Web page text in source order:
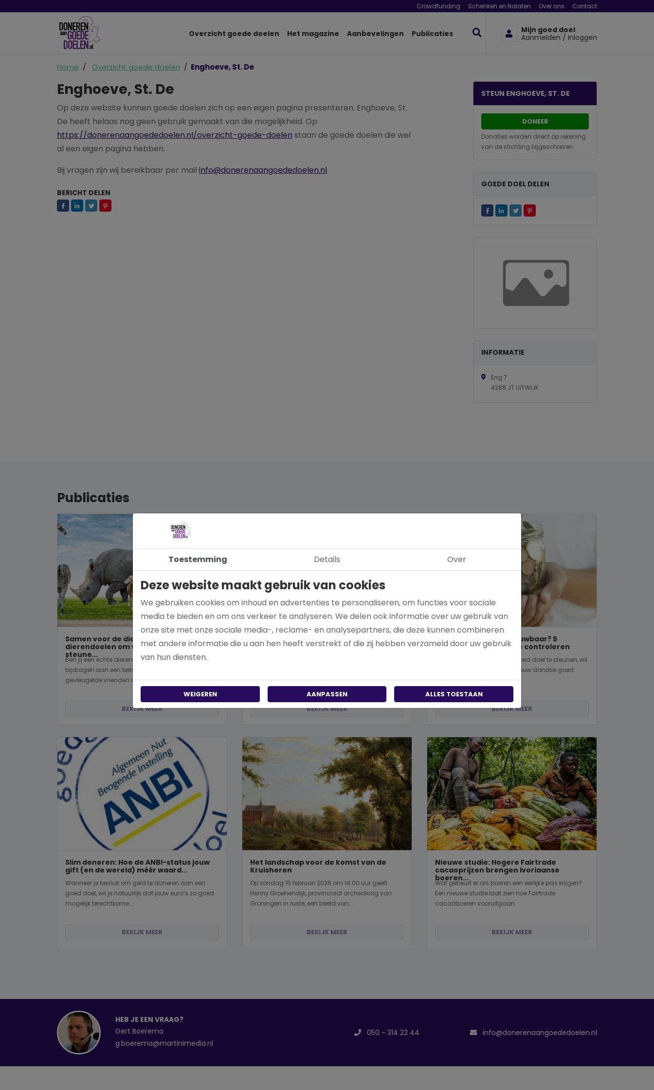
Crowdfunding Schenken en Nalaten Over ons Contact
Overzicht goede doelen Het magazine Aanbevelingen Publicaties
Mijn goed doel
Aanmelden / Inloggen
Home Overzicht goede doelen Enghoeve, St. De
Enghoeve, St. De
Op deze website kunnen goede doelen zich op een eigen pagina presenteren. Enghoeve, St.
De heeft helaas nog geen gebruik gemaakt van die mogelijkheid. Op
https://donerenaangoededoelen.nl/overzicht-goede-doelen staan de goede doelen die wel
al een eigen pagina hebben.
Bij vragen zijn wij bereikbaar per mail info@donerenaangoededoelen.nl
BERICHT DELEN
STEUN ENGHOEVE, ST. DE
DONEER
Donaties worden direct op rekening
van de stichting bijgeschreven
GOEDE DOEL DELEN
INFORMATIE
Eng 7
4288 JT UITWIJK
Publicaties
Samen voor de dieren: De mooiste
dierendoelen om vandaag nog te
steune...
Ben jij een echte dierenvriend en wil je graag
bijdragen aan een betere wereld voor viervoeters,
gevleugelde vrienden of wild...
BEKIJK MEER
Hoe kies je een goed doel dat écht bij je
past?
Jouw donatie kan het ve...
BEKIJK MEER
Is een goed doel betrouwbaar? 5
manieren om dit zelf te controleren
Wanneer je besluit om een goed doel te steunen, wil
je natuurlijk zeker weten dat jouw donatie goed
terechtkomt. Of je nu een...
BEKIJK MEER
Slim doneren: Hoe de ANBI-status jouw
gift (en de wereld) méér waard...
Wanneer je besluit om geld te doneren aan een
goed doel, wil je natuurlijk dat jouw euro’s zo goed
mogelijk terechtkome...
BEKIJK MEER
Het landschap voor de komst van de
Kruisheren
Op zondag 15 februari 2026 om 14.00 uur geeft
Henny Groenendijk, provinciaal archeoloog van
Groningen in ruste, een beeld van...
BEKIJK MEER
Nieuwe studie: Hogere Fairtrade
cacaoprijzen brengen Ivoriaanse
boeren...
Wat gebeurt er als boeren een eerlijke prijs krijgen?
Een nieuwe studie laat zien hoe Fairtrade
cacaoboeren vooruitgaan
BEKIJK MEER
HEB JE EEN VRAAG?
Gert Boerema
g.boerema@martinimedia.nl
050 - 314 22 44 info@donerenaangoededoelen.nl
Toestemming Details Over
Deze website maakt gebruik van cookies
We gebruiken cookies om inhoud en advertenties te personaliseren, om functies voor sociale
media te bieden en om ons verkeer te analyseren. We delen ook informatie over uw gebruik van
onze site met onze sociale media-, reclame- en analysepartners, die deze kunnen combineren
met andere informatie die u aan hen heeft verstrekt of die zij hebben verzameld door uw gebruik
van hun diensten.
WEIGEREN AANPASSEN ALLES TOESTAAN